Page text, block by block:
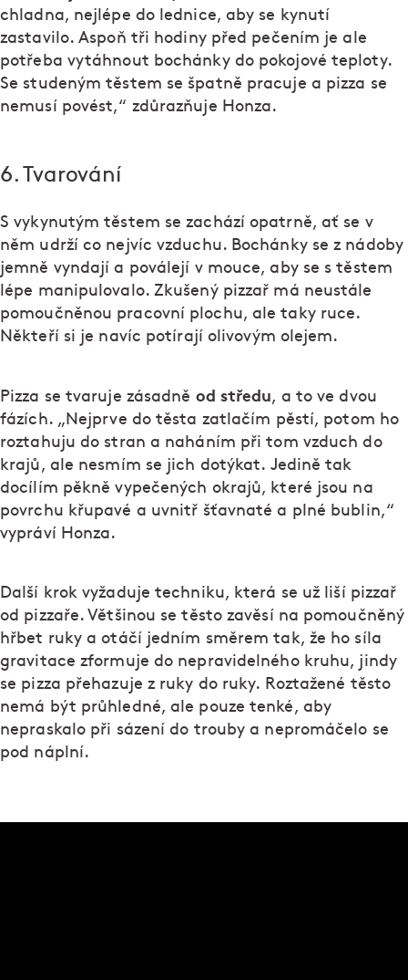
chladna, nejlépe do lednice, aby se kynutí
zastavilo. Aspoň tři hodiny před pečením je ale
potřeba vytáhnout bochánky do pokojové teploty.
Se studeným těstem se špatně pracuje a pizza se
nemusí povést,“ zdůrazňuje Honza.
6. Tvarování
S vykynutým těstem se zachází opatrně, ať se v
něm udrží co nejvíc vzduchu. Bochánky se z nádoby
jemně vyndají a poválejí v mouce, aby se s těstem
lépe manipulovalo. Zkušený pizzař má neustále
pomoučněnou pracovní plochu, ale taky ruce.
Někteří si je navíc potírají olivovým olejem.
Pizza se tvaruje zásadně od středu, a to ve dvou
fázích. „Nejprve do těsta zatlačím pěstí, potom ho
roztahuju do stran a naháním při tom vzduch do
krajů, ale nesmím se jich dotýkat. Jedině tak
docílím pěkně vypečených okrajů, které jsou na
povrchu křupavé a uvnitř šťavnaté a plné bublin,“
vypráví Honza.
Další krok vyžaduje techniku, která se už liší pizzař
od pizzaře. Většinou se těsto zavěsí na pomoučněný
hřbet ruky a otáčí jedním směrem tak, že ho síla
gravitace zformuje do nepravidelného kruhu, jindy
se pizza přehazuje z ruky do ruky. Roztažené těsto
nemá být průhledné, ale pouze tenké, aby
nepraskalo při sázení do trouby a nepromáčelo se
pod náplní.